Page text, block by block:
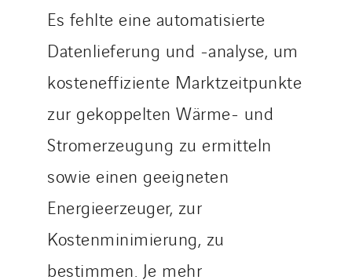
Es fehlte eine automatisierte
Datenlieferung und -analyse, um
kosteneffiziente Marktzeitpunkte
zur gekoppelten Wärme- und
Stromerzeugung zu ermitteln
sowie einen geeigneten
Energieerzeuger, zur
Kostenminimierung, zu
bestimmen. Je mehr